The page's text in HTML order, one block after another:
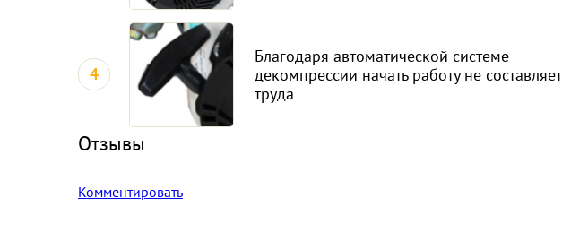
4
Благодаря автоматической системе
декомпрессии начать работу не составляет
труда
Отзывы
Комментировать